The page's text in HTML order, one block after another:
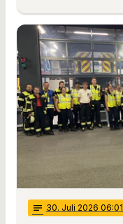
notes 30. Juli 2026 06:01